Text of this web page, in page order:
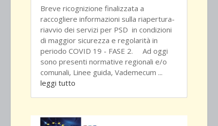
Breve ricognizione finalizzata a
raccogliere informazioni sulla riapertura-
riavvio dei servizi per PSD in condizioni
di maggior sicurezza e regolarità in
periodo COVID 19 - FASE 2. Ad oggi
sono presenti normative regionali e/o
comunali, Linee guida, Vademecum ...
leggi tutto